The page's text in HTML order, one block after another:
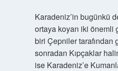
Karadeniz’in bugünkü
ortaya koyan iki önemli
biri Çepniler tarafından
sonradan Kıpçaklar
ise Karadeniz’e